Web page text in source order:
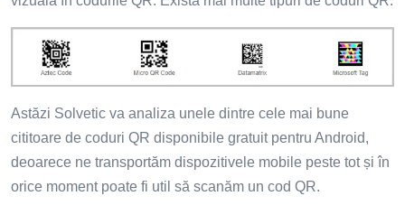
Astăzi Solvetic va analiza unele dintre cele mai bune
cititoare de coduri QR disponibile gratuit pentru Android,
deoarece ne transportăm dispozitivele mobile peste tot și în
orice moment poate fi util să scanăm un cod QR.